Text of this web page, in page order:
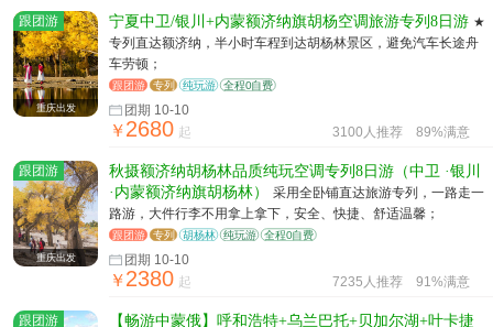
跟团游
重庆出发
宁夏中卫/银川+内蒙额济纳旗胡杨空调旅游专列8日游 ★
专列直达额济纳，半小时车程到达胡杨林景区，避免汽车长途舟
车劳顿；
跟团游 专列 纯玩游 全程0自费
团期 10-10
￥2680 起 3100人推荐 89%满意
跟团游
重庆出发
秋摄额济纳胡杨林品质纯玩空调专列8日游（中卫 ·银川
·内蒙额济纳旗胡杨林）
采用全卧铺直达旅游专列，一路走一
路游，大件行李不用拿上拿下，安全、快捷、舒适温馨；
跟团游 专列 胡杨林 纯玩游 全程0自费
团期 10-10
￥2380 起 7235人推荐 91%满意
跟团游
【畅游中蒙俄】呼和浩特+乌兰巴托+贝加尔湖+叶卡捷